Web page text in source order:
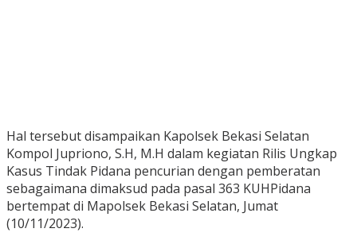
Hal tersebut disampaikan Kapolsek Bekasi Selatan
Kompol Jupriono, S.H, M.H dalam kegiatan Rilis Ungkap
Kasus Tindak Pidana pencurian dengan pemberatan
sebagaimana dimaksud pada pasal 363 KUHPidana
bertempat di Mapolsek Bekasi Selatan, Jumat
(10/11/2023).